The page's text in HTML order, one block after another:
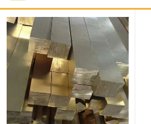
1#钴 322,000—342,000
1#锑 90,000—96,000
2#锑 86,000—92,000
1#镁 17,000—18,000
1#电解锰(99.7%袋装) 18,000—18,200